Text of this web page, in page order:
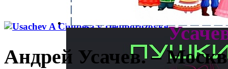
Андрей Усачев. –